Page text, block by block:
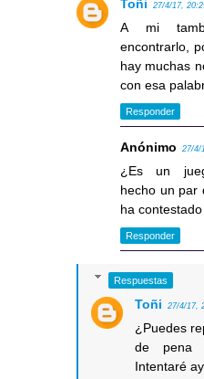
Toñi 27/4/17,
A mi
encontrarlo,
hay muchas
con esa
Responder
Anónimo 27/4/
¿Es un
hecho un par
ha
Responder
Respuestas
Toñi 27/4/17,
¿Puedes
de pena
Intentaré